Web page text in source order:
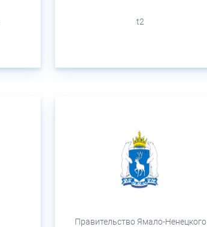
t2
Правительство Ямало-Ненецкого